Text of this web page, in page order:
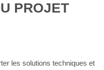
PROJET
les solutions techniques et